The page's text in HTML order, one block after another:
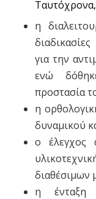
η
για την
ενώ
προστασία
η
δυναμικού
ο έλεγχος
διαθέσιμων
η ένταξη